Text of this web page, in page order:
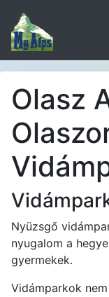
Olasz
Nyüzsgő
nyugalom a
gyermekek.
Vidámparkok